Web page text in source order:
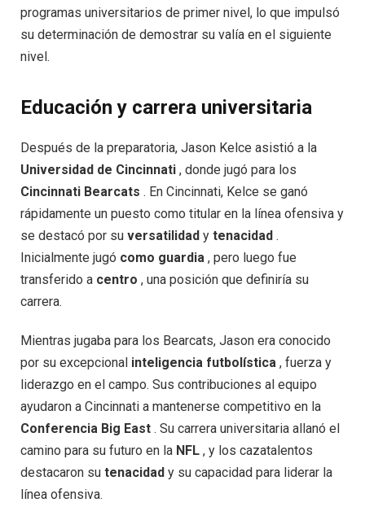
programas universitarios de primer nivel, lo que impulsó
su determinación de demostrar su valía en el siguiente
nivel.
Educación y carrera universitaria
Después de la preparatoria, Jason Kelce asistió a la
Universidad de Cincinnati , donde jugó para los
Cincinnati Bearcats . En Cincinnati, Kelce se ganó
rápidamente un puesto como titular en la línea ofensiva y
se destacó por su versatilidad y tenacidad .
Inicialmente jugó como guardia , pero luego fue
transferido a centro , una posición que definiría su
carrera.
Mientras jugaba para los Bearcats, Jason era conocido
por su excepcional inteligencia futbolística , fuerza y ​​
liderazgo en el campo. Sus contribuciones al equipo
ayudaron a Cincinnati a mantenerse competitivo en la
Conferencia Big East . Su carrera universitaria allanó el
camino para su futuro en la NFL , y los cazatalentos
destacaron su tenacidad y su capacidad para liderar la
línea ofensiva.